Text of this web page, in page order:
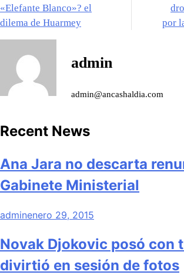
«Elefante Blanco»? el
dilema de Huarmey
por
admin
admin@ancashaldia.com
Recent News
Ana Jara no descarta
Gabinete Ministerial
adminenero 29, 2015
Novak Djokovic posó con
divirtió en sesión de fotos